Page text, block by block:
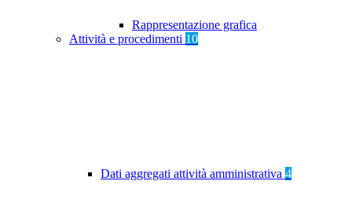
Rappresentazione grafica
Attività e procedimenti 10
Dati aggregati attività amministrativa 4